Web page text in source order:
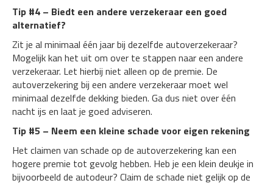
Tip #4 – Biedt een andere verzekeraar een goed
alternatief?
Zit je al minimaal één jaar bij dezelfde autoverzekeraar?
Mogelijk kan het uit om over te stappen naar een andere
verzekeraar. Let hierbij niet alleen op de premie. De
autoverzekering bij een andere verzekeraar moet wel
minimaal dezelfde dekking bieden. Ga dus niet over één
nacht ijs en laat je goed adviseren.
Tip #5 – Neem een kleine schade voor eigen rekening
Het claimen van schade op de autoverzekering kan een
hogere premie tot gevolg hebben. Heb je een klein deukje in
bijvoorbeeld de autodeur? Claim de schade niet gelijk op de